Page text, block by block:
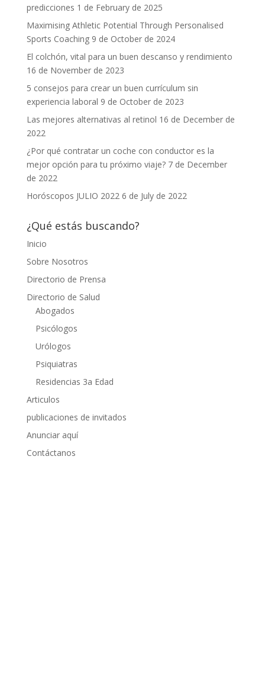
predicciones 1 de February de 2025
Maximising Athletic Potential Through Personalised
Sports Coaching 9 de October de 2024
El colchón, vital para un buen descanso y rendimiento
16 de November de 2023
5 consejos para crear un buen currículum sin
experiencia laboral 9 de October de 2023
Las mejores alternativas al retinol 16 de December de
2022
¿Por qué contratar un coche con conductor es la
mejor opción para tu próximo viaje? 7 de December
de 2022
Horóscopos JULIO 2022 6 de July de 2022
¿Qué estás buscando?
Inicio
Sobre Nosotros
Directorio de Prensa
Directorio de Salud
Abogados
Psicólogos
Urólogos
Psiquiatras
Residencias 3a Edad
Articulos
publicaciones de invitados
Anunciar aquí
Contáctanos